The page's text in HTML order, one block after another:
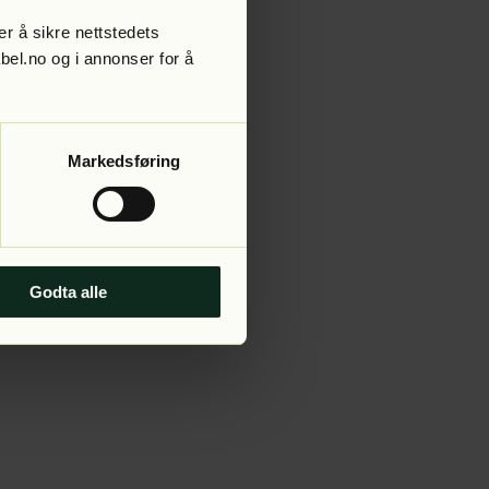
å sikre nettstedets
og i annonser for å
Markedsføring
Godta alle